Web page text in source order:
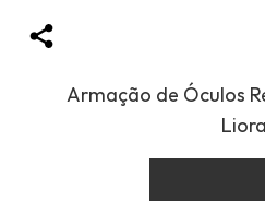
Armação de Óculos
Liora